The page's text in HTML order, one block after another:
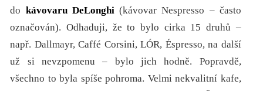
do kávovaru DeLonghi(kávovar Nespresso – často
označován). Odhaduji, že to bylo cirka 15 druhů –
např. Dallmayr, Caffé Corsini, LÓR, Éspresso, na další
už si nevzpomenu – bylo jich hodně. Popravdě,
všechno to byla spíše pohroma. Velmi nekvalitní kafe,